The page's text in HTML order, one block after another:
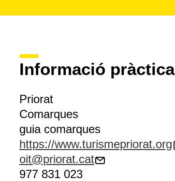
Informació pràctica
Priorat
Comarques
guia comarques
https://www.turismepriorat.org
oit@priorat.cat
977 831 023